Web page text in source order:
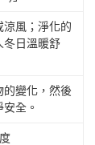
涼風；淨化的
冬日溫暖舒
的變化，然後
全。